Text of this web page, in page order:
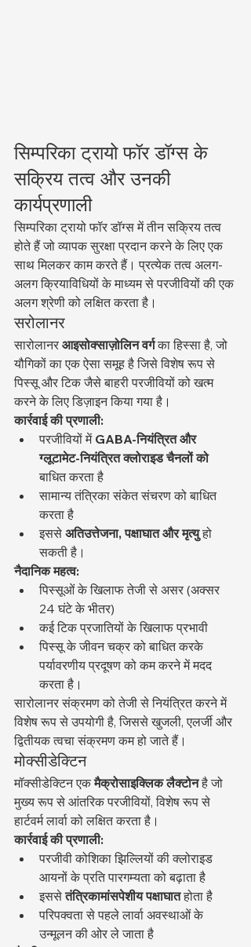
सिम्परिका ट्रायो फॉर डॉग्स के
सक्रिय तत्व और उनकी
कार्यप्रणाली
सिम्परिका ट्रायो फॉर डॉग्स में तीन सक्रिय तत्व
होते हैं जो व्यापक सुरक्षा प्रदान करने के लिए एक
साथ मिलकर काम करते हैं। प्रत्येक तत्व अलग-
अलग क्रियाविधियों के माध्यम से परजीवियों की एक
अलग श्रेणी को लक्षित करता है।
सरोलानर
सारोलानर आइसोक्साज़ोलिन वर्ग का हिस्सा है, जो
यौगिकों का एक ऐसा समूह है जिसे विशेष रूप से
पिस्सू और टिक जैसे बाहरी परजीवियों को खत्म
करने के लिए डिज़ाइन किया गया है।
कार्रवाई की प्रणाली:
परजीवियों में GABA-नियंत्रित और
ग्लूटामेट-नियंत्रित क्लोराइड चैनलों को
बाधित करता है
सामान्य तंत्रिका संकेत संचरण को बाधित
करता है
इससे अतिउत्तेजना, पक्षाघात और मृत्यु हो
सकती है।
नैदानिक महत्व:
पिस्सूओं के खिलाफ तेजी से असर (अक्सर
24 घंटे के भीतर)
कई टिक प्रजातियों के खिलाफ प्रभावी
पिस्सू के जीवन चक्र को बाधित करके
पर्यावरणीय प्रदूषण को कम करने में मदद
करता है।
सारोलानर संक्रमण को तेजी से नियंत्रित करने में
विशेष रूप से उपयोगी है, जिससे खुजली, एलर्जी और
द्वितीयक त्वचा संक्रमण कम हो जाते हैं।
मोक्सीडेक्टिन
मॉक्सीडेक्टिन एक मैक्रोसाइक्लिक लैक्टोन है जो
मुख्य रूप से आंतरिक परजीवियों, विशेष रूप से
हार्टवर्म लार्वा को लक्षित करता है।
कार्रवाई की प्रणाली:
परजीवी कोशिका झिल्लियों की क्लोराइड
आयनों के प्रति पारगम्यता को बढ़ाता है
इससे तंत्रिकामांसपेशीय पक्षाघात होता है
परिपक्वता से पहले लार्वा अवस्थाओं के
उन्मूलन की ओर ले जाता है